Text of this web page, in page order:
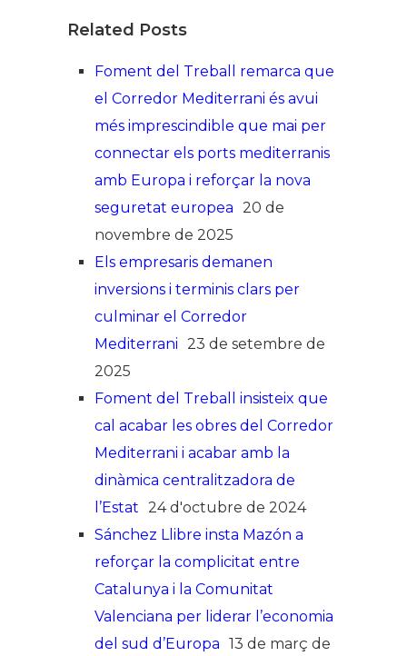
Related Posts
Foment del Treball remarca que
el Corredor Mediterrani és avui
més imprescindible que mai per
connectar els ports mediterranis
amb Europa i reforçar la nova
seguretat europea 20 de
novembre de 2025
Els empresaris demanen
inversions i terminis clars per
culminar el Corredor
Mediterrani 23 de setembre de
2025
Foment del Treball insisteix que
cal acabar les obres del Corredor
Mediterrani i acabar amb la
dinàmica centralitzadora de
l’Estat 24 d'octubre de 2024
Sánchez Llibre insta Mazón a
reforçar la complicitat entre
Catalunya i la Comunitat
Valenciana per liderar l’economia
del sud d’Europa 13 de març de